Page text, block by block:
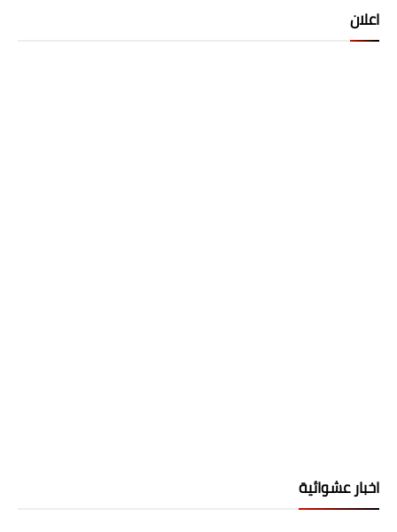
اعلان
اخبار عشوائية